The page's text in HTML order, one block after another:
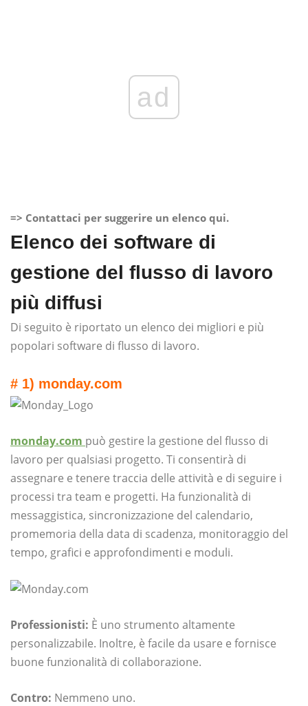
ad
=> Contattaci per suggerire un elenco qui.
Elenco dei software di
gestione del flusso di lavoro
più diffusi
Di seguito è riportato un elenco dei migliori e più
popolari software di flusso di lavoro.
# 1) monday.com
monday.com può gestire la gestione del flusso di
lavoro per qualsiasi progetto. Ti consentirà di
assegnare e tenere traccia delle attività e di seguire i
processi tra team e progetti. Ha funzionalità di
messaggistica, sincronizzazione del calendario,
promemoria della data di scadenza, monitoraggio del
tempo, grafici e approfondimenti e moduli.
Professionisti: È uno strumento altamente
personalizzabile. Inoltre, è facile da usare e fornisce
buone funzionalità di collaborazione.
Contro: Nemmeno uno.